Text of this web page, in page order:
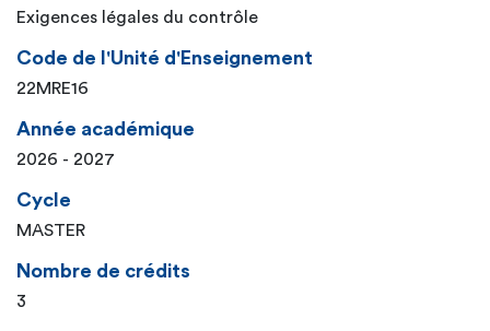
Exigences légales du contrôle
Code de l'Unité d'Enseignement
22MRE16
Année académique
2026 - 2027
Cycle
MASTER
Nombre de crédits
3